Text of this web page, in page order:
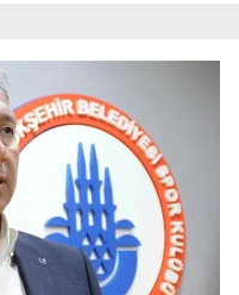
Kanunu uyarınca
okumak ve sitemizde
çerezlerle ilgili bilgi